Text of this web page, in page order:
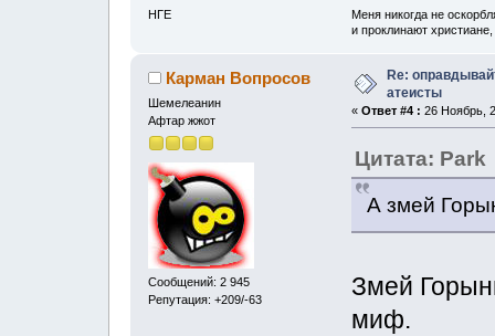
НГЕ
Меня никогда не
и проклинают
Карман Вопросов
Шемелеанин
Афтар жжот
Сообщений: 2 945
Репутация: +209/-63
Re:
атеисты
« Ответ #4 : 26 Ноябрь,
Цитата: Park
А змей
Змей
миф.